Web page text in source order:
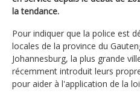
la tendance.
Pour indiquer que la police est
locales de la province du
Johannesburg, la plus grande
récemment introduit leurs
pour aider à l'application de la